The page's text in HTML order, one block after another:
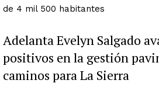
de 4 mil 500 habitantes
Adelanta Evelyn Salgado
positivos en la gestión
caminos para La Sierra